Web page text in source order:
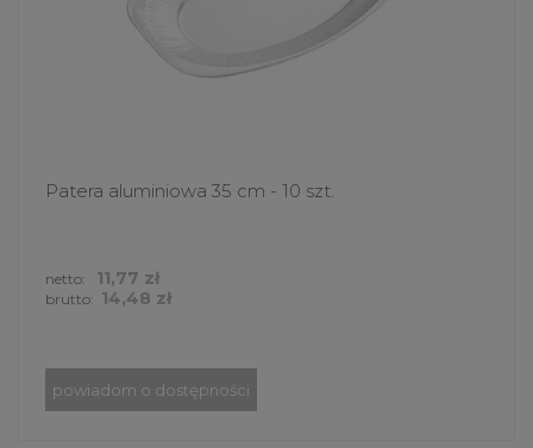
Patera aluminiowa 35 cm - 10 szt.
brutto: 14,48 zł
netto: 11,77 zł
powiadom o dostępności